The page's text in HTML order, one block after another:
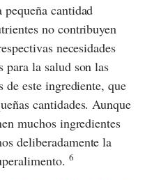
cantidad
no contribuyen
necesidades
para la salud son las
de este ingrediente, que
cantidades. Aunque
muchos ingredientes
deliberadamente la
6